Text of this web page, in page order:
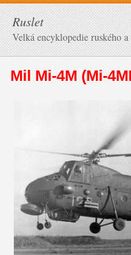
Ruslet
Velká encyklopedie ruského
Mil Mi-4M (Mi-